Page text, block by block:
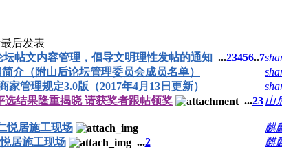
最后发表
坛帖文内容管理，倡导文明理性发帖的通知 ...23456..7
简介（附山后论坛管理委员会成员名单）
家管理规定3.0版（2017年4月13日更新）
结果隆重揭晓 请获奖者跟帖领奖 ...23山
悦居施工现场 麒
居施工现场 ...2 麒